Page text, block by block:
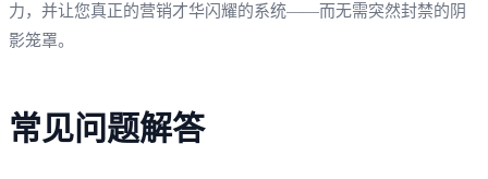
力，并让您真正的营销才华闪耀的系统——而无需突然封禁的阴
影笼罩。
常见问题解答